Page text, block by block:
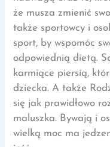
że musza zmienić
także sportowcy i
sport, by wspomóc
odpowiednią dietą.
karmiące piersią,
dziecka. A także
się jak prawidłowo
maluszka. Bywają i
wielką moc ma